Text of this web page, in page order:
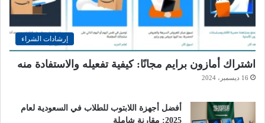
إرشادات الشراء
اشتراك أمازون برايم مجانًا: كيفية تفعيله والاستفادة منه
16 ديسمبر، 2024
أفضل أجهزة اللابتوب للطلاب في السعودية لعام
2025: مقارنة شاملة